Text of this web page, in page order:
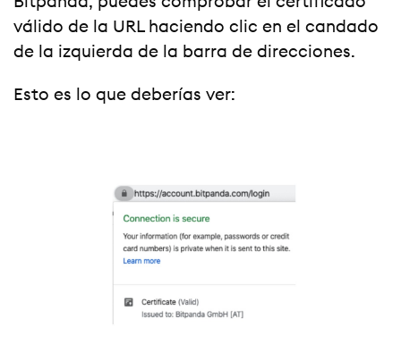
válido de la URL haciendo clic en el candado
de la izquierda de la barra de direcciones.
Esto es lo que deberías ver: